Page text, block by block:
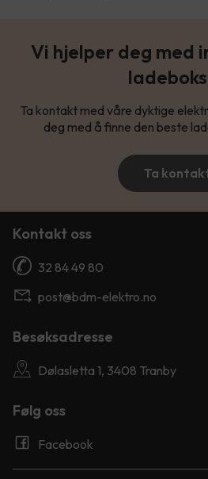
Vi hjelper deg med
Ta kontakt med våre dyktige
deg med å finne den beste
Ta
Kontakt oss
32 84 49 80
post@bdm-elektro.no
Besøksadresse
Dølasletta 1, 3408 Tranby
Følg oss
Facebook